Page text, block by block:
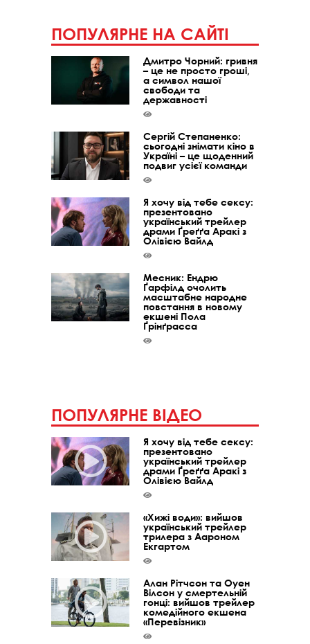
ПОПУЛЯРНЕ НА САЙТІ
Дмитро Чорний: гривня
– це не просто гроші,
а символ нашої
свободи та
державності
Сергій Степаненко:
сьогодні знімати кіно в
Україні – це щоденний
подвиг усієї команди
Я хочу від тебе сексу:
презентовано
український трейлер
драми Ґреґґа Аракі з
Олівією Вайлд
Месник: Ендрю
Ґарфілд очолить
масштабне народне
повстання в новому
екшені Пола
Ґрінґрасса
ПОПУЛЯРНЕ ВІДЕО
Я хочу від тебе сексу:
презентовано
український трейлер
драми Ґреґґа Аракі з
Олівією Вайлд
«Хижі води»: вийшов
український трейлер
трилера з Аароном
Екгартом
Алан Рітчсон та Оуен
Вілсон у смертельній
гонці: вийшов трейлер
комедійного екшена
«Перевізник»